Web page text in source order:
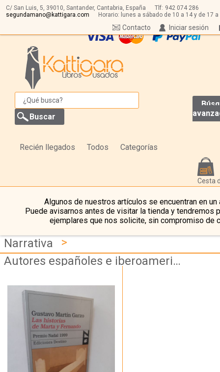
C/ San Luis, 5, 39010, Santander, Cantabria, España Tlf: 942 074 286
segundamano@kattigara.com
Horario: lunes a sábado de 10 a 14 y de 17 a
Iniciar sesión
Contacto
Recién llegados Todos Categorías
Cesta
Algunos de nuestros artículos se encuentran en un
Puede avisarnos antes de visitar la tienda y tendremos
ejemplares que nos solicite, sin compromiso de
Narrativa
>
Autores españoles e iberoamericanos